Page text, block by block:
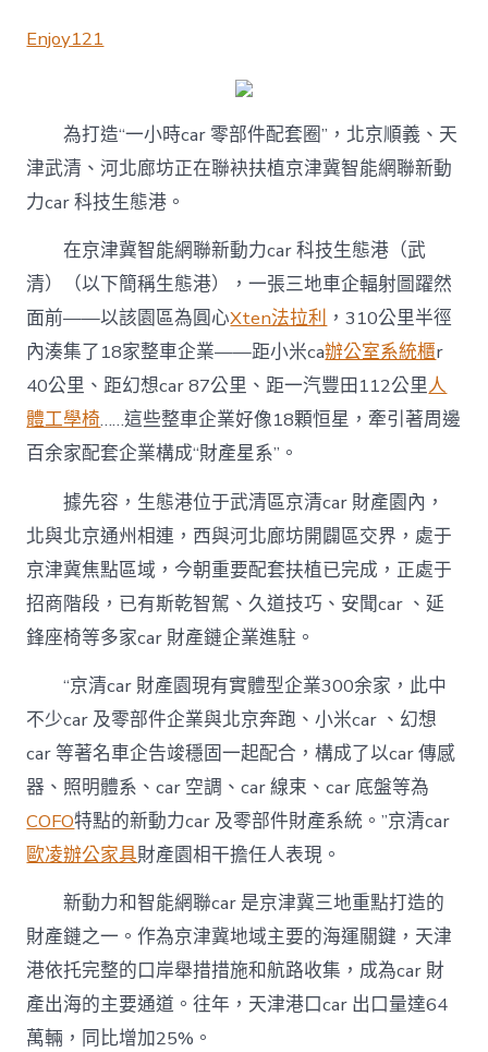
Enjoy121
為打造“一小時car 零部件配套圈”，北京順義、天
津武清、河北廊坊正在聯袂扶植京津冀智能網聯新動
力car 科技生態港。
在京津冀智能網聯新動力car 科技生態港（武
清）（以下簡稱生態港），一張三地車企輻射圖躍然
面前——以該園區為圓心Xten法拉利 ，310公里半徑
內湊集了18家整車企業——距小米ca辦公室系統櫃r
40公里、距幻想car 87公里、距一汽豐田112公里人
體工學椅……這些整車企業好像18顆恒星，牽引著周邊
百余家配套企業構成“財產星系”。
據先容，生態港位于武清區京清car 財產園內，
北與北京通州相連，西與河北廊坊開闢區交界，處于
京津冀焦點區域，今朝重要配套扶植已完成，正處于
招商階段，已有斯乾智駕、久道技巧、安聞car 、延
鋒座椅等多家car 財產鏈企業進駐。
“京清car 財產園現有實體型企業300余家，此中
不少car 及零部件企業與北京奔跑、小米car 、幻想
car 等著名車企告竣穩固一起配合，構成了以car 傳感
器、照明體系、car 空調、car 線束、car 底盤等為
COFO特點的新動力car 及零部件財產系統。”京清car
歐凌辦公家具財產園相干擔任人表現。
新動力和智能網聯car 是京津冀三地重點打造的
財產鏈之一。作為京津冀地域主要的海運關鍵，天津
港依托完整的口岸舉措措施和航路收集，成為car 財
產出海的主要通道。往年，天津港口car 出口量達64
萬輛，同比增加25%。